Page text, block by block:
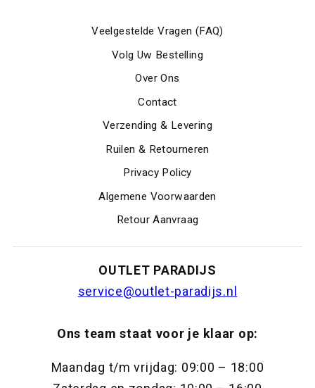
Veelgestelde Vragen (FAQ)
Volg Uw Bestelling
Over Ons
Contact
Verzending & Levering
Ruilen & Retourneren
Privacy Policy
Algemene Voorwaarden
Retour Aanvraag
OUTLET PARADIJS
service@outlet-paradijs.nl
Ons team staat voor je klaar op:
Maandag t/m vrijdag: 09:00 – 18:00